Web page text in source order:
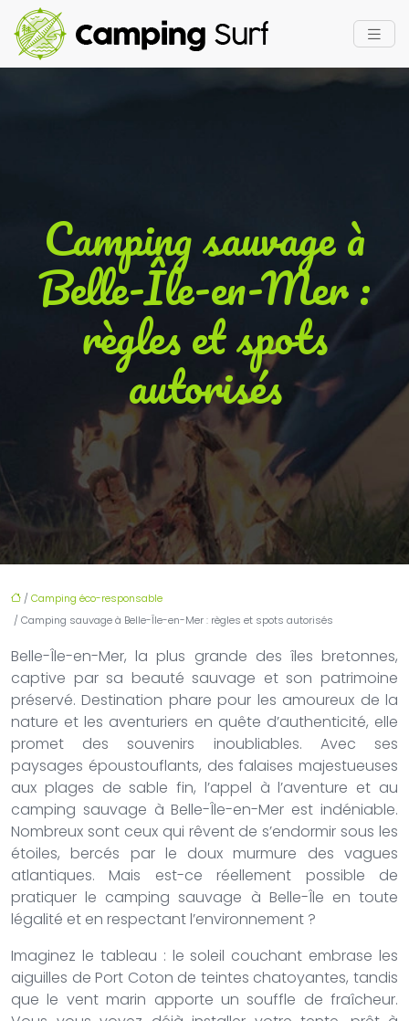
Camping sauvage à
Belle-Île-en-Mer :
règles et spots
autorisés
/Camping éco-responsable
/ Camping sauvage à Belle-Île-en-Mer : règles et spots autorisés
Belle-Île-en-Mer, la plus grande des îles bretonnes,
captive par sa beauté sauvage et son patrimoine
préservé. Destination phare pour les amoureux de la
nature et les aventuriers en quête d’authenticité, elle
promet des souvenirs inoubliables. Avec ses
paysages époustouflants, des falaises majestueuses
aux plages de sable fin, l’appel à l’aventure et au
camping sauvage à Belle-Île-en-Mer est indéniable.
Nombreux sont ceux qui rêvent de s’endormir sous les
étoiles, bercés par le doux murmure des vagues
atlantiques. Mais est-ce réellement possible de
pratiquer le camping sauvage à Belle-Île en toute
légalité et en respectant l’environnement ?
Imaginez le tableau : le soleil couchant embrase les
aiguilles de Port Coton de teintes chatoyantes, tandis
que le vent marin apporte un souffle de fraîcheur.